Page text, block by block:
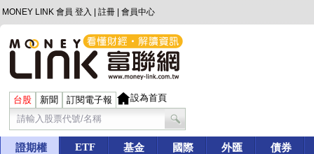
MONEY LINK 會員 登入 註冊 會員中心
台股 新聞 訂閱電子報 設為首頁
證期權 ETF 基金 國際 外匯 債券